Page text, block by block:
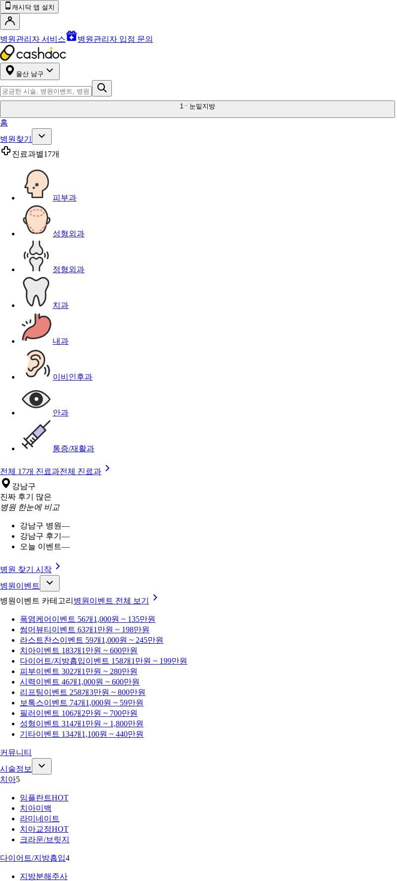
캐시닥 앱 설치
병원관리자 서비스 병원관리자 입점 문의
울산 남구
1 눈밑지방
홈
병원찾기
진료과별17개
피부과
성형외과
정형외과
치과
내과
이비인후과
안과
통증/재활과
전체 17개 진료과전체 진료과
강남구
진짜 후기 많은
병원 한눈에 비교
강남구 병원—
강남구 후기 —
오늘 이벤트—
병원 찾기 시작
병원이벤트
병원이벤트 카테고리 병원이벤트 전체 보기
폭염케어 이벤트 56개 1,000원 ~ 135만원
썸머뷰티 이벤트 63개 1만원 ~ 198만원
라스트찬스이벤트 59개 1,000원 ~ 245만원
치아이벤트 183개 1만원 ~ 600만원
다이어트/지방흡입이벤트 158개 1만원 ~ 199만원
피부이벤트 302개 1만원 ~ 280만원
시력이벤트 46개 1,000원 ~ 600만원
리프팅이벤트 258개3만원 ~ 800만원
보톡스이벤트 74개 1,000원 ~ 59만원
필러 이벤트 106개 2만원 ~ 700만원
성형이벤트 314개 1만원 ~ 1,800만원
기타이벤트 134개 1,100원 ~ 440만원
커뮤니티
시술정보
치아5
임플란트HOT
치아미백
라미네이트
치아교정HOT
크라운/브릿지
다이어트/지방흡입4
지방분해주사